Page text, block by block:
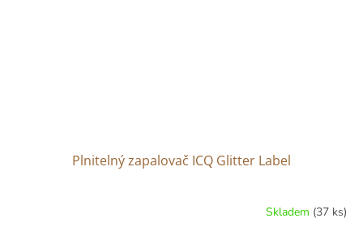
Plnitelný zapalovač ICQ Glitter Label
Skladem (37 ks)